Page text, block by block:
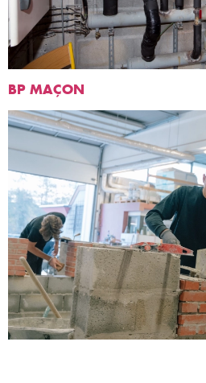
BP MAÇON